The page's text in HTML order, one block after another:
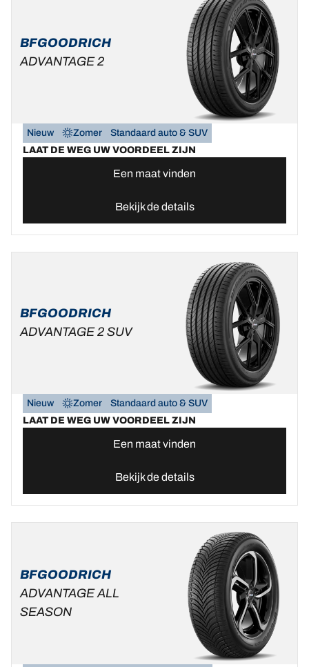
BFGOODRICH
ADVANTAGE 2
Nieuw Zomer
Standaard auto & SUV
LAAT DE WEG UW VOORDEEL ZIJN
Een maat vinden
Bekijk de details
BFGOODRICH
ADVANTAGE 2 SUV
Nieuw Zomer
Standaard auto & SUV
LAAT DE WEG UW VOORDEEL ZIJN
Een maat vinden
Bekijk de details
BFGOODRICH
ADVANTAGE ALL
SEASON